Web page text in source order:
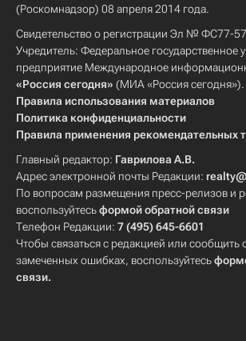
(Роскомнадзор) 08 апреля 2014 года.
Свидетельство о регистрации Эл № ФС77-
Учредитель: Федеральное государственное
предприятие Международное
«Россия сегодня» (МИА «Россия сегодня»).
Правила использования материалов
Политика конфиденциальности
Правила применения рекомендательных
Главный редактор: Гаврилова А.В.
Адрес электронной почты Редакции:
По вопросам размещения пресс-релизов и
воспользуйтесьформой обратной связи
Телефон Редакции: 7 (495) 645-6601
Чтобы связаться с редакцией или сообщить
замеченных ошибках, воспользуйтесь
связи.